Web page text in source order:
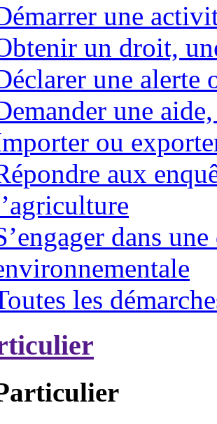
une
un droit,
une alerte
une
ou
aux
dans
les